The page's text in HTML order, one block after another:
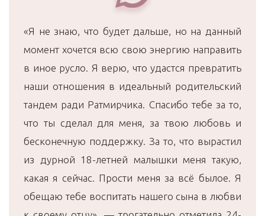
«Я не знаю, что будет дальше, но на данный
момент хочется всю свою энергию направить
в иное русло. Я верю, что удастся превратить
наши отношения в идеальный родительский
тандем ради Ратмирчика. Спасибо тебе за то,
что ты сделал для меня, за твою любовь и
бесконечную поддержку. За то, что вырастил
из дурной 18-летней малышки меня такую,
какая я сейчас. Прости меня за всё былое. Я
обещаю тебе воспитать нашего сына в любви